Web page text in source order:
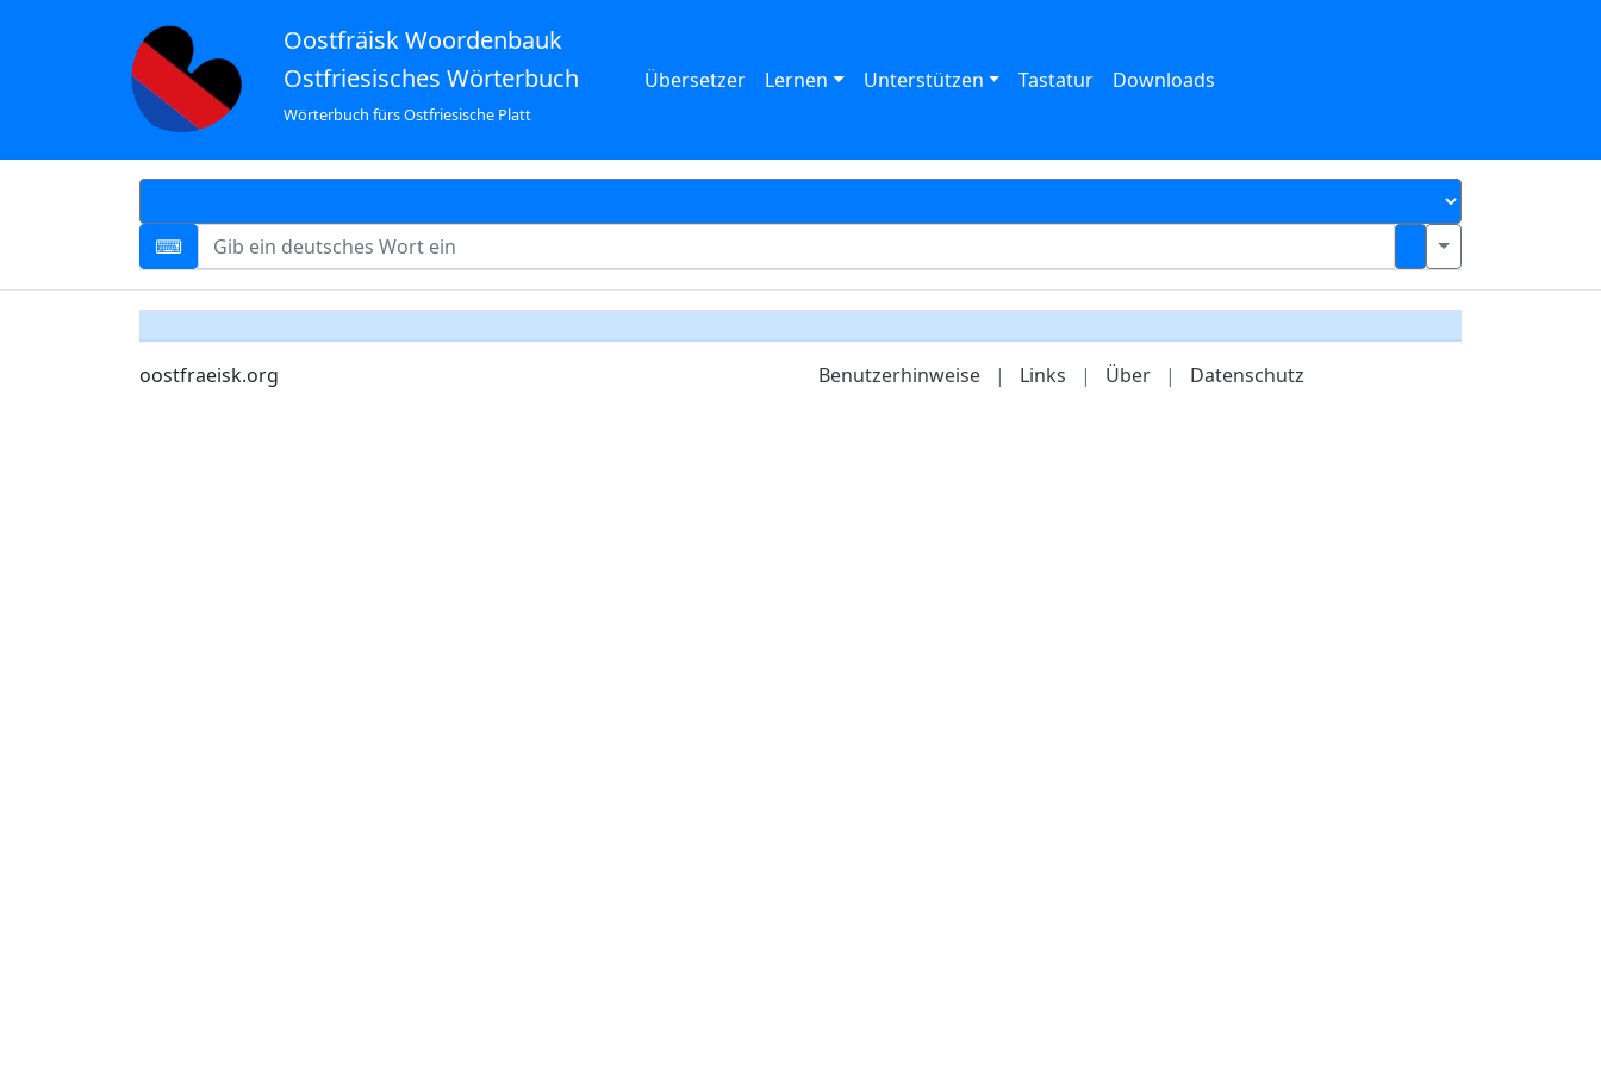
Oostfräisk Woordenbauk
Ostfriesisches Wörterbuch
Wörterbuch fürs Ostfriesische Platt
Übersetzer Lernen Unterstützen Tastatur Downloads
oostfraeisk.org Benutzerhinweise | Links | Über | Datenschutz